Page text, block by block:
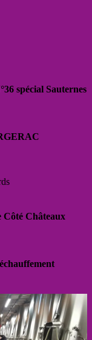
spécial Sauternes
Côté Châteaux